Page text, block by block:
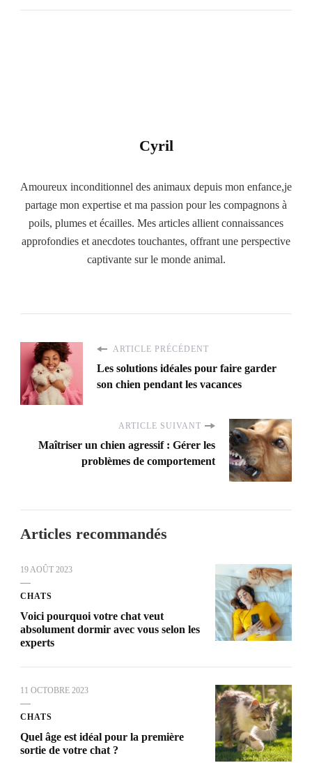
Cyril
Amoureux inconditionnel des animaux depuis mon enfance,je
partage mon expertise et ma passion pour les compagnons à
poils, plumes et écailles. Mes articles allient connaissances
approfondies et anecdotes touchantes, offrant une perspective
captivante sur le monde animal.
ARTICLE PRÉCÉDENT
Les solutions idéales pour faire garder
son chien pendant les vacances
ARTICLE SUIVANT
Maîtriser un chien agressif : Gérer les
problèmes de comportement
Articles recommandés
19 AOÛT 2023
CHATS
Voici pourquoi votre chat veut
absolument dormir avec vous selon les
experts
11 OCTOBRE 2023
CHATS
Quel âge est idéal pour la première
sortie de votre chat ?